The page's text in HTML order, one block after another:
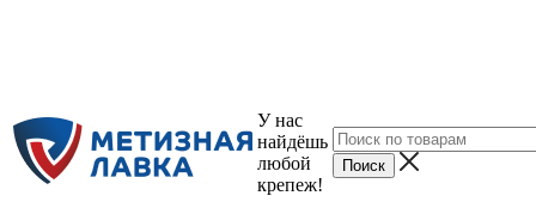
У нас
найдёшь
любой
крепеж!